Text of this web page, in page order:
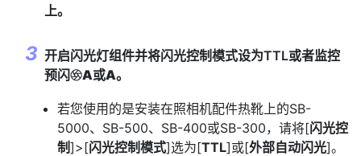
上。
开启闪光灯组件并将闪光控制模式设为TTL或者监控
预闪qA或A。
若您使用的是安装在照相机配件热靴上的SB-
5000、SB-500、SB-400或SB-300，请将[闪光控
制]>[闪光控制模式]选为[TTL]或[外部自动闪光]。